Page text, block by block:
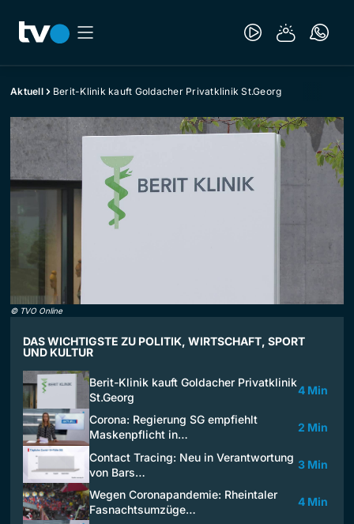
Aktuell Berit-Klinik kauft Goldacher Privatklinik St.Georg
© TVO Online
DAS WICHTIGSTE ZU POLITIK, WIRTSCHAFT, SPORT
UND KULTUR
Berit-Klinik kauft Goldacher Privatklinik
St.Georg
4 Min
Corona: Regierung SG empfiehlt
Maskenpflicht in…
2 Min
Contact Tracing: Neu in Verantwortung
von Bars…
3 Min
Wegen Coronapandemie: Rheintaler
Fasnachtsumzüge…
4 Min